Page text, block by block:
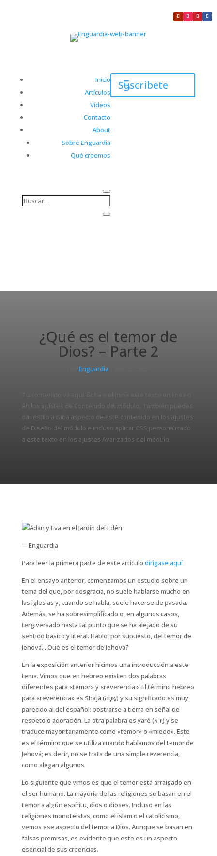
Inicio
Artículos
Vídeos
Contacto
About
Sobre Enguardia
Qué creemos
Suscribete
¿Qué es el temor de
Dios? – Parte 2
Enguardia
dar estilo a cada aspecto de este contenido en los ajustes
de Diseño del módulo e incluso aplicar CSS personalizado
a este texto en los ajustes Avanzados del módulo.
—Enguardia
Para leer la primera parte de este artículo dirigase aquí
En el ensayo anterior, comenzamos un estudio sobre un
tema del que, por desgracia, no suele hablarse mucho en
las iglesias y, cuando se habla, suele hacerse de pasada.
Además, se ha sobresimplificado o, en algunos casos,
tergiversado hasta tal punto que se ha alejado de su
sentido básico y literal. Hablo, por supuesto, del temor de
Jehová. ¿Qué es el temor de Jehová?
En la exposición anterior hicimos una introducción a este
tema. Vimos que en hebreo existen dos palabras
diferentes para «temor» y «reverencia». El término hebreo
para «reverencia» es Shajá (שָׁחָה) y su significado es muy
parecido al del español: postrarse a tierra en señal de
respeto o adoración. La otra palabra es yaré (יָרֵא) y se
traduce mayoritariamente como «temor» o «miedo». Este
es el término que se utiliza cuando hablamos del temor de
Jehová; es decir, no se trata de una simple reverencia,
como alegan algunos.
Lo siguiente que vimos es que el temor está arraigado en
el ser humano. La mayoría de las religiones se basan en el
temor a algún espíritu, dios o dioses. Incluso en las
religiones monoteistas, como el islam o el catolicismo,
vemos ese aspecto del temor a Dios. Aunque se basan en
falsas premisas, es evidente que este es un aspecto
esencial de sus creencias.